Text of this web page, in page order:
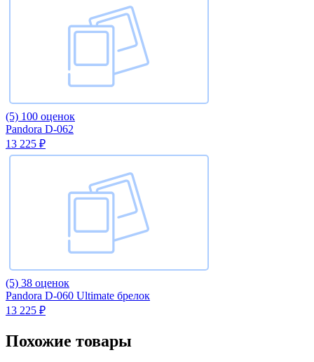
(5) 100 оценок
Pandora D-062
13 225 ₽
(5) 38 оценок
Pandora D-060 Ultimate брелок
13 225 ₽
Похожие товары